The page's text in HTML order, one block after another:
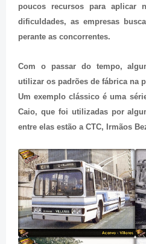
poucos recursos para aplicar
dificuldades, as empresas
perante as concorrentes.
Com o passar do tempo,
utilizar os padrões de fábrica na
Um exemplo clássico é uma
Caio, que foi utilizadas por
entre elas estão a CTC, Irmãos